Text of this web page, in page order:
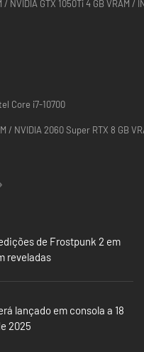
tornando a tarefa de governá-
desafiadora. Como Dirigente,
diversos grupos que habitam a
das decisões sobre a
ideologia e visões para o
uma sede insaciável de
Conselho com sabedoria.
/ NVIDIA GTX 1050Ti 4 GB VRAM /
Core i7-10700
/ NVIDIA 2060 Super RTX 8 GB
de Frostpunk 2 em
reveladas
lançado em consola a 18
2025